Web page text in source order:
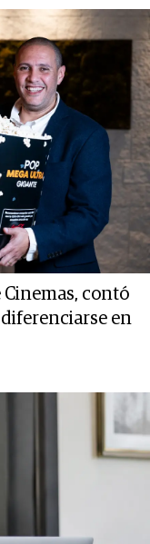
contó
en